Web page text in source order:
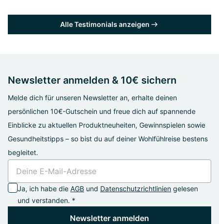
Alle Testimonials anzeigen
Newsletter anmelden & 10€ sichern
Melde dich für unseren Newsletter an, erhalte deinen
persönlichen 10€-Gutschein und freue dich auf spannende
Einblicke zu aktuellen Produktneuheiten, Gewinnspielen sowie
Gesundheitstipps – so bist du auf deiner Wohlfühlreise bestens
begleitet.
Ja, ich habe die AGB und Datenschutzrichtlinien gelesen
und verstanden. *
Newsletter anmelden